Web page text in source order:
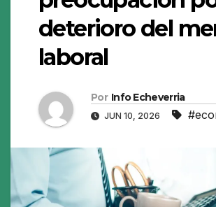
deterioro del
laboral
Por Info Echeverria
JUN 10, 2026